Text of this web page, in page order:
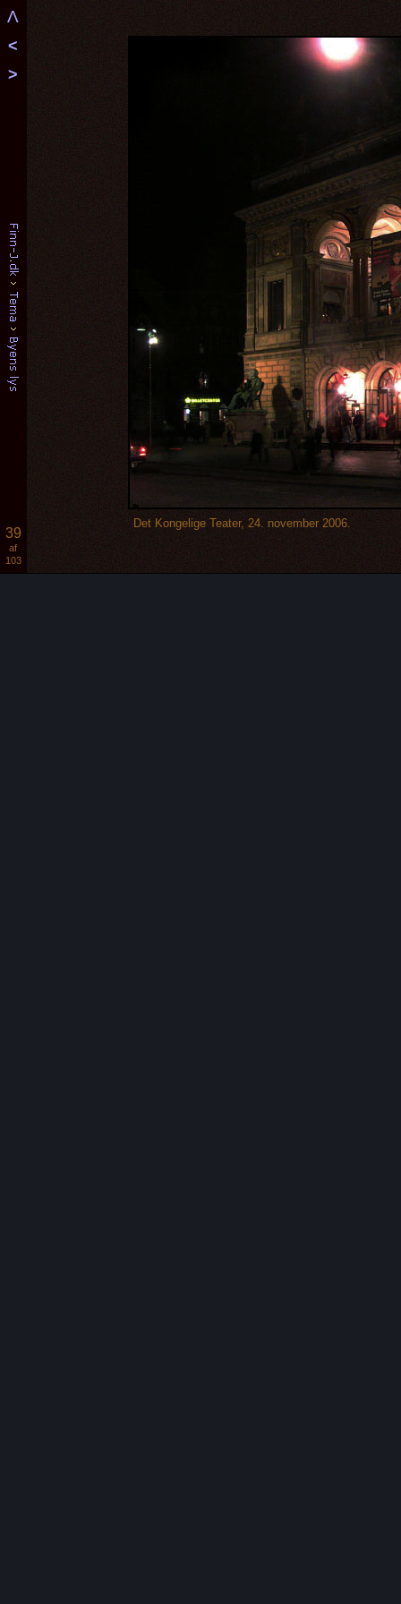
Λ
<
>
39
af
103
Det Kongelige Teater, 24. november 2006.